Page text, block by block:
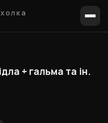
+ гальма та ін.